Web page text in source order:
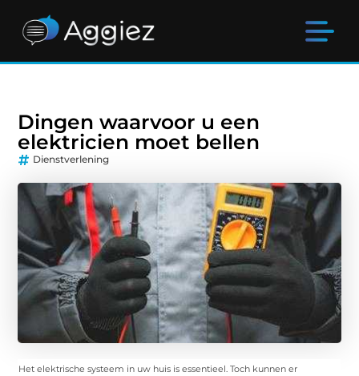
Dingen waarvoor u een
elektricien moet bellen
Dienstverlening
Het elektrische systeem in uw huis is essentieel. Toch kunnen er